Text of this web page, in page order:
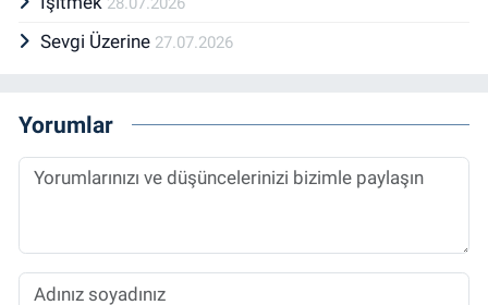
Sevgi Üzerine 27.07.2026
Yorumlar